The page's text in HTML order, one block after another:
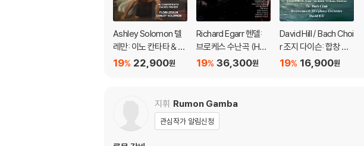
Ashley Solomon 텔
레만: 이노 칸타타 & 이
중 협주곡 (Teleman
22,900원
19%
Richard Egarr 헨델:
브로케스 수난곡 (Han
del: Brockes-Passi
36,300원
19%
David Hill / Bach Choi
r 조지 다이슨: 합창 교
향곡, 사도 바울의 멜리
16,900원
19%
지휘 Rumon Gamba
관심작가 알림신청